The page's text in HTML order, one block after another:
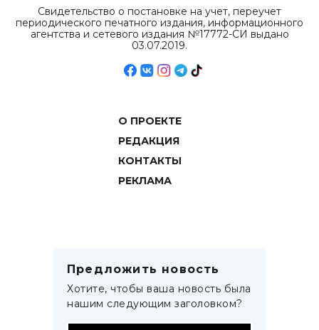
Свидетельство о постановке на учет, переучет
периодического печатного издания, информационного
агентства и сетевого издания №17772-СИ выдано
03.07.2019.
О ПРОЕКТЕ
РЕДАКЦИЯ
КОНТАКТЫ
РЕКЛАМА
Предложить новость
Хотите, чтобы ваша новость была
нашим следующим заголовком?